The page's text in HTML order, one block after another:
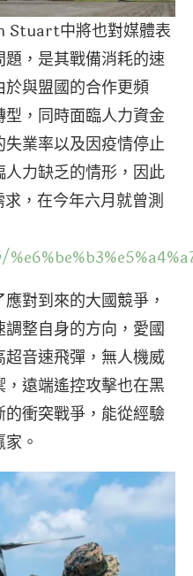
Stuart中將也對媒體表
，是其戰備消耗的速
與盟國的合作更頻
，同時面臨人力資金
業率以及因疫情停止
力缺乏的情形，因此
，在今年六月就曾測
對到來的大國競爭，
整自身的方向，愛國
音速飛彈，無人機威
遠端遙控攻擊也在黑
衝突戰爭，能從經驗
。